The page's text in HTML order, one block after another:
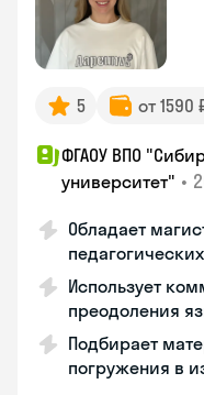
5 от 1590
ФГАОУ ВПО
университет" •
Обладает
Использует
преодоления
Подбирает
погружения в